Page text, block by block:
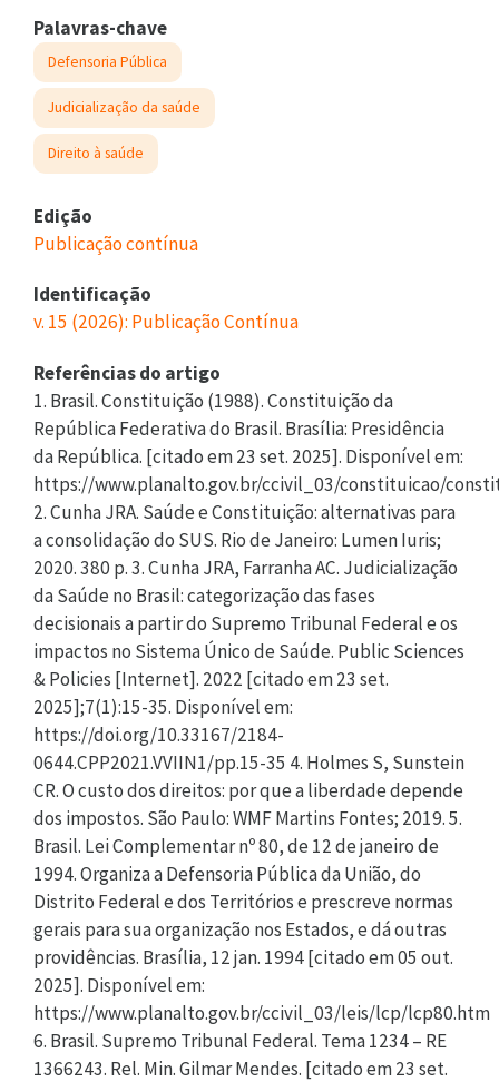
Palavras-chave
Defensoria Pública
Judicialização da saúde
Direito à saúde
Edição
Publicação contínua
Identificação
v. 15 (2026): Publicação Contínua
Referências do artigo
1. Brasil. Constituição (1988). Constituição da
República Federativa do Brasil. Brasília: Presidência
da República. [citado em 23 set. 2025]. Disponível em:
https://www.planalto.gov.br/ccivil_03/constituicao/
2. Cunha JRA. Saúde e Constituição: alternativas para
a consolidação do SUS. Rio de Janeiro: Lumen Iuris;
2020. 380 p. 3. Cunha JRA, Farranha AC. Judicialização
da Saúde no Brasil: categorização das fases
decisionais a partir do Supremo Tribunal Federal e os
impactos no Sistema Único de Saúde. Public Sciences
& Policies [Internet]. 2022 [citado em 23 set.
2025];7(1):15-35. Disponível em:
https://doi.org/10.33167/2184-
0644.CPP2021.VVIIN1/pp.15-35 4. Holmes S, Sunstein
CR. O custo dos direitos: por que a liberdade depende
dos impostos. São Paulo: WMF Martins Fontes; 2019. 5.
Brasil. Lei Complementar nº 80, de 12 de janeiro de
1994. Organiza a Defensoria Pública da União, do
Distrito Federal e dos Territórios e prescreve normas
gerais para sua organização nos Estados, e dá outras
providências. Brasília, 12 jan. 1994 [citado em 05 out.
2025]. Disponível em:
https://www.planalto.gov.br/ccivil_03/leis/lcp/lcp80.htm
6. Brasil. Supremo Tribunal Federal. Tema 1234 – RE
1366243. Rel. Min. Gilmar Mendes. [citado em 23 set.